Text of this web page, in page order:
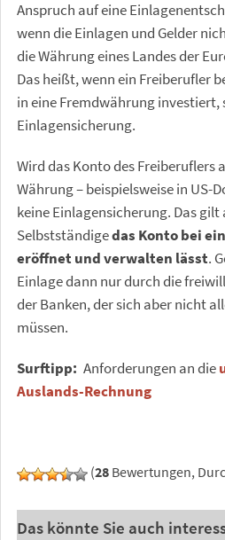
Anspruch auf eine
wenn die Einlagen und Gelder
die Währung eines Landes der
Das heißt, wenn ein Freiberufler
in eine Fremdwährung investiert,
Einlagensicherung.
Wird das Konto des Freiberuflers
Währung – beispielsweise in US-
keine Einlagensicherung. Das
Selbstständigedas Konto bei
eröffnet und verwalten lässt.
Einlage dann nur durch die
der Banken, der sich aber nicht
müssen.
Surftipp: Anforderungen an die
Auslands-Rechnung
(28 Bewertungen,
Das könnte Sie auch